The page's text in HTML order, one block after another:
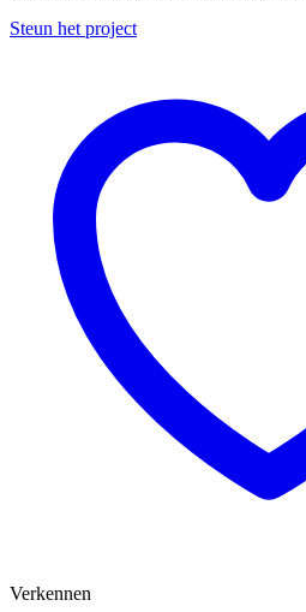
Steun het project
Verkennen